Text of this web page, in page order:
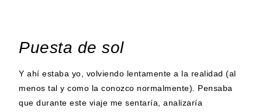
Puesta de sol
Y ahí estaba yo, volviendo lentamente a la realidad (al
menos tal y como la conozco normalmente). Pensaba
que durante este viaje me sentaría, analizaría